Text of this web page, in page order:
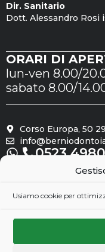
Usiamo cookie per
Dir. Sanitario
Dott. Alessandro Rosi
ORARI DI
lun-ven 8.00/
sabato 8.00/
Corso Europa, 50